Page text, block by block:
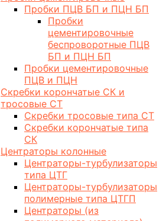
Пробки ПЦВ БП и ПЦН БП
Пробки
цементировочные
беспроворотные ПЦВ
БП и ПЦН БП
Пробки цементировочные
ПЦВ и ПЦН
Скребки корончатые СК и
тросовые СТ
Скребки тросовые типа СТ
Скребки корончатые типа
СК
Центраторы колонные
Центраторы-турбулизаторы
типа ЦТГ
Центраторы-турбулизаторы
полимерные типа ЦТГП
Центраторы (из